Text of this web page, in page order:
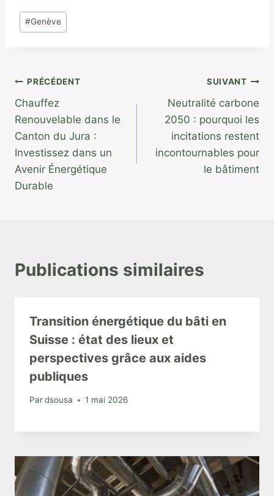
Étiquettes
de
#Genève
Navigation
de
l’article
PRÉCÉDENT
Chauffez
Renouvelable dans le
Canton du Jura :
Investissez dans un
Avenir Énergétique
Durable
SUIVANT
Neutralité carbone
2050 : pourquoi les
incitations restent
incontournables pour
le bâtiment
Publications similaires
Transition énergétique du bâti en
Suisse : état des lieux et
perspectives grâce aux aides
publiques
Pardsousa 1 mai 2026